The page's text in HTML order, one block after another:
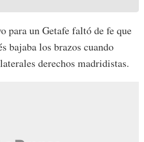
para un Getafe faltó de fe que
bajaba los brazos cuando
derechos madridistas.